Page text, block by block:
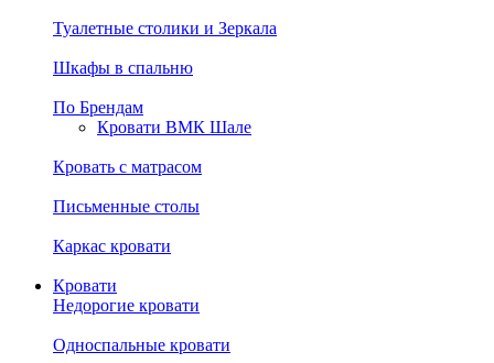
Туалетные столики и Зеркала
Шкафы в спальню
По Брендам
Кровати ВМК Шале
Кровать с матрасом
Письменные столы
Каркас кровати
Кровати
Недорогие кровати
Односпальные кровати